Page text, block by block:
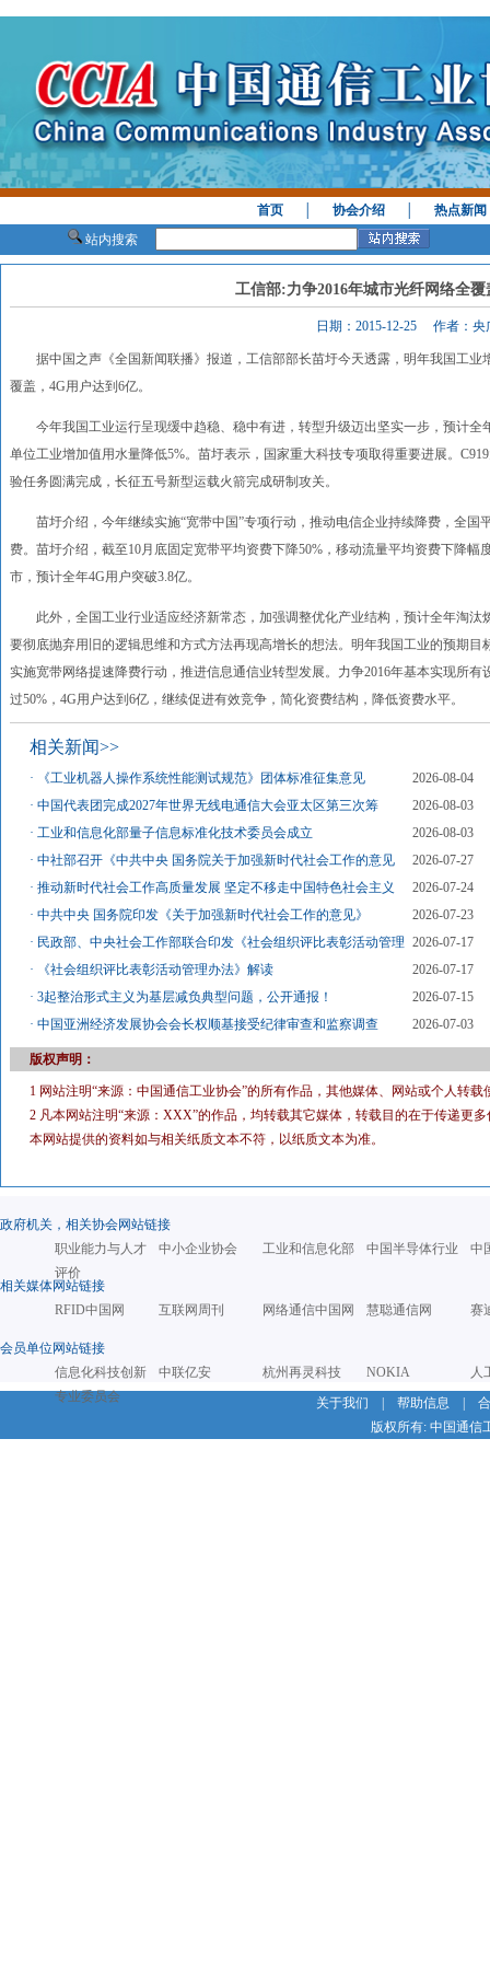
首页 │协会介绍 │热点新闻
站内搜索
工信部:力争2016年城市光纤网络全
日期：2015-12-25 作者：央
据中国之声《全国新闻联播》报道，工信部部长苗圩今天透露，明年我国工业
覆盖，4G用户达到6亿。
今年我国工业运行呈现缓中趋稳、稳中有进，转型升级迈出坚实一步，预计全
单位工业增加值用水量降低5%。苗圩表示，国家重大科技专项取得重要进展。
验任务圆满完成，长征五号新型运载火箭完成研制攻关。
苗圩介绍，今年继续实施“宽带中国”专项行动，推动电信企业持续降费，全国
费。苗圩介绍，截至10月底固定宽带平均资费下降50%，移动流量平均资费下降
市，预计全年4G用户突破3.8亿。
此外，全国工业行业适应经济新常态，加强调整优化产业结构，预计全年淘汰
要彻底抛弃用旧的逻辑思维和方式方法再现高增长的想法。明年我国工业的预期
实施宽带网络提速降费行动，推进信息通信业转型发展。力争2016年基本实现所
过50%，4G用户达到6亿，继续促进有效竞争，简化资费结构，降低资费水平。
相关新闻>>
· 《工业机器人操作系统性能测试规范》团体标准征集意见
2026-08-04
·中国代表团完成2027年世界无线电通信大会亚太区第三次筹
2026-08-03
·工业和信息化部量子信息标准化技术委员会成立
2026-08-03
·中社部召开《中共中央 国务院关于加强新时代社会工作的意见
2026-07-27
·推动新时代社会工作高质量发展 坚定不移走中国特色社会主义
2026-07-24
·中共中央 国务院印发《关于加强新时代社会工作的意见》
2026-07-23
· 民政部、中央社会工作部联合印发《社会组织评比表彰活动管理
2026-07-17
·
《社会组织评比表彰活动管理办法》解读
2026-07-17
·3起整治形式主义为基层减负典型问题，公开通报！
2026-07-15
·中国亚洲经济发展协会会长权顺基接受纪律审查和监察调查 2026-07-03
版权声明：
1 网站注明“来源：中国通信工业协会”的所有作品，其他媒体、网站或个人转
2 凡本网站注明“来源：XXX”的作品，均转载其它媒体，转载目的在于传递更
本网站提供的资料如与相关纸质文本不符，以纸质文本为准。
政府机关，相关协会网站链接
职业能力与人才
评价
中小企业协会 工业和信息化部 中国半导体行业 中
相关媒体网站链接
RFID中国网
互联网周刊 网络通信中国网 慧聪通信网 赛
会员单位网站链接
信息化科技创新
专业委员会
中联亿安 杭州再灵科技 NOKIA
人
关于我们
帮助信息
版权所有: 中国通信